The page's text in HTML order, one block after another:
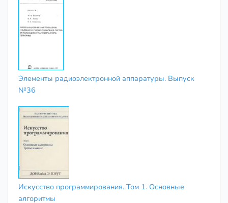
Элементы радиоэлектронной аппаратуры. Выпуск
№36
Искусство программирования. Том 1. Основные
алгоритмы